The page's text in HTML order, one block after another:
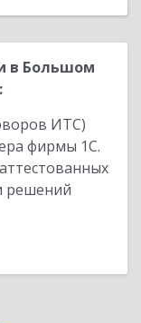
в Большом
ИТС)
фирмы 1С.
решений